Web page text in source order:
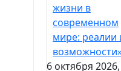
жизни в
современном
мире: реалии
6 октября 2026,